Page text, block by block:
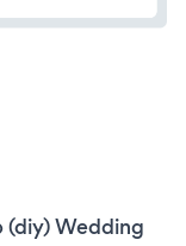
(diy) Wedding